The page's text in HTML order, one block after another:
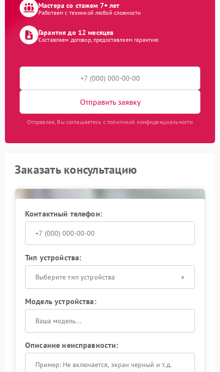
Мастера со стажем 7+ лет
Работаем с техникой любой сложности
Гарантия до 12 месяцев
Составляем договор, предоставляем гарантию
Отправить заявку
Отправляя, Вы соглашаетесь с политикой конфиденциальности
Заказать консультацию
Контактный телефон:
Тип устройства:
Выберите тип устройства
Модель устройства:
Описание неисправности: